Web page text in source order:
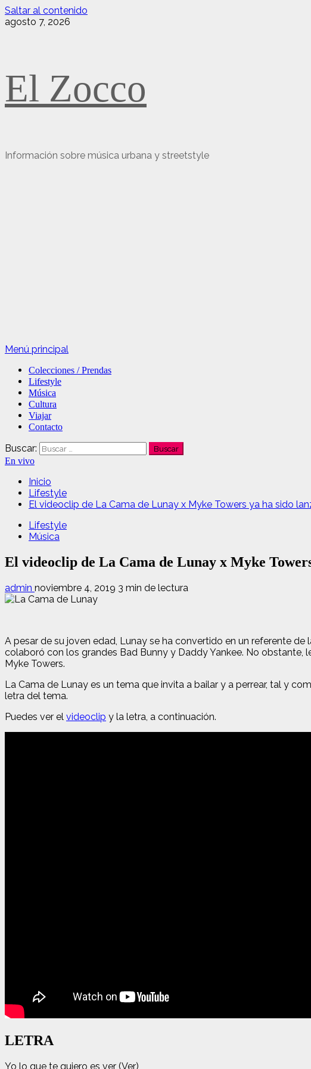
Saltar al contenido
agosto 7, 2026
El Zocco
Información sobre música urbana y streetstyle
Menú principal
Colecciones / Prendas
Lifestyle
Música
Cultura
Viajar
Contacto
Buscar:
En vivo
Inicio
Lifestyle
El videoclip de La Cama de Lunay x Myke Towers ya ha sido
Lifestyle
Música
El videoclip de La Cama de Lunay x Myke
admin noviembre 4, 2019 3 min de lectura
A pesar de su joven edad, Lunay se ha convertido en un referente
colaboró con los grandes Bad Bunny y Daddy Yankee. No obstante,
Myke Towers.
La Cama de Lunay es un tema que invita a bailar y a perrear, tal y
letra del tema.
Puedes ver el videoclip y la letra, a continuación.
LETRA
Yo lo que te quiero es ver (Ver)